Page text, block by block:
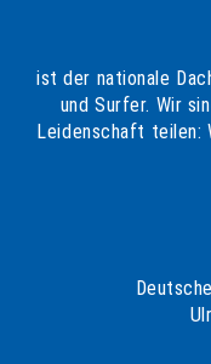
ist der nationale
und Surfer. Wir
Leidenschaft teilen: